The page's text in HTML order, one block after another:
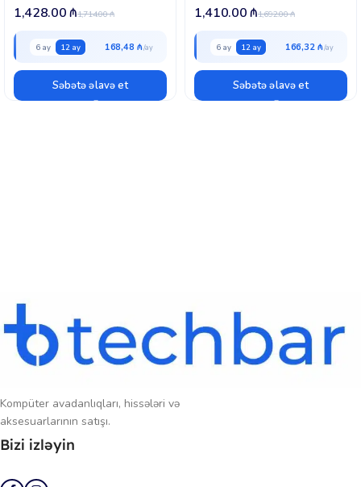
1,714.00₼
1,428.00₼
6 ay 12 ay 168,48 ₼
Səbətə əlavə et
1,692.00₼
1,410.00₼
6 ay 12 ay 166,32 ₼
Səbətə əlavə et
Kompüter avadanlıqları, hissələri və
aksesuarlarının satışı.
Bizi izləyin